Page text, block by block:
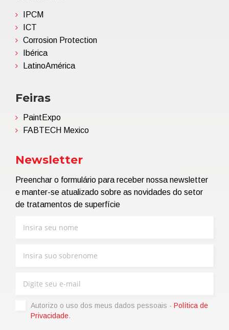
IPCM
ICT
Corrosion Protection
Ibérica
LatinoAmérica
Feiras
PaintExpo
FABTECH Mexico
Newsletter
Preenchar o formulário para receber nossa newsletter
e manter-se atualizado sobre as novidades do setor
de tratamentos de superfície
Autorizo ​​o uso dos meus dados pessoais - Política de
Privacidade.